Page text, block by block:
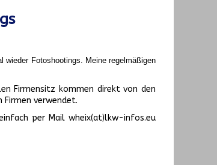
wieder Fotoshootings. Meine regelmäßigen
Firmensitz kommen direkt von den
Firmen verwendet.
per Mail wheix(at)lkw-infos.eu